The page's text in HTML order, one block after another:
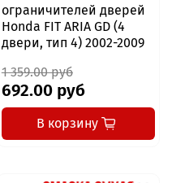
ограничителей дверей
Honda FIT ARIA GD (4
двери, тип 4) 2002-2009
1 359.00 руб
692.00 руб
В корзину